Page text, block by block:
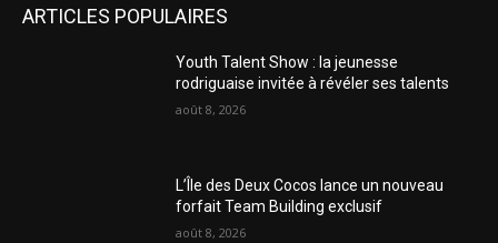
ARTICLES POPULAIRES
Youth Talent Show : la jeunesse
rodriguaise invitée à révéler ses talents
août 8, 2026
L’Île des Deux Cocos lance un nouveau
forfait Team Building exclusif
août 8, 2026